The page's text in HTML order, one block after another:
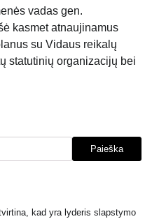
vadas gen.
kasmet atnaujinamus
su Vidaus reikalų
statutinių organizacijų bei
Paieška
kad yra lyderis slapstymo